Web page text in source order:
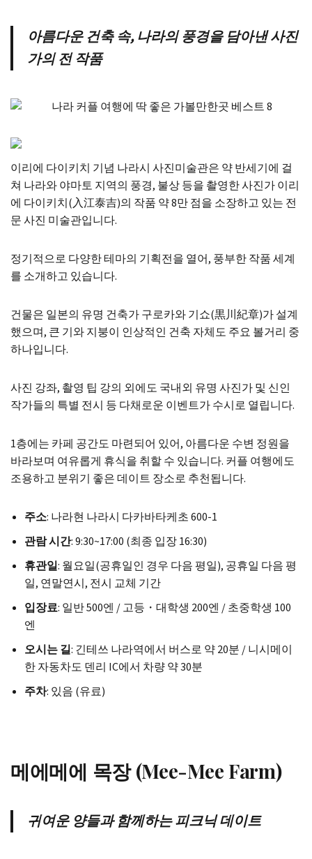
아름다운 건축 속, 나라의 풍경을 담아낸 사진
가의 전 작품
이리에 다이키치 기념 나라시 사진미술관은 약 반세기에 걸
쳐 나라와 야마토 지역의 풍경, 불상 등을 촬영한 사진가 이리
에 다이키치(入江泰吉)의 작품 약 8만 점을 소장하고 있는 전
문 사진 미술관입니다.
정기적으로 다양한 테마의 기획전을 열어, 풍부한 작품 세계
를 소개하고 있습니다.
건물은 일본의 유명 건축가 구로카와 기쇼(黒川紀章)가 설계
했으며, 큰 기와 지붕이 인상적인 건축 자체도 주요 볼거리 중
하나입니다.
사진 강좌, 촬영 팁 강의 외에도 국내외 유명 사진가 및 신인
작가들의 특별 전시 등 다채로운 이벤트가 수시로 열립니다.
1층에는 카페 공간도 마련되어 있어, 아름다운 수변 정원을
바라보며 여유롭게 휴식을 취할 수 있습니다. 커플 여행에도
조용하고 분위기 좋은 데이트 장소로 추천됩니다.
주소: 나라현 나라시 다카바타케초 600-1
관람 시간: 9:30~17:00 (최종 입장 16:30)
휴관일: 월요일(공휴일인 경우 다음 평일), 공휴일 다음 평
일, 연말연시, 전시 교체 기간
입장료: 일반 500엔 / 고등・대학생 200엔 / 초중학생 100
엔
오시는 길: 긴테쓰 나라역에서 버스로 약 20분 / 니시메이
한 자동차도 덴리 IC에서 차량 약 30분
주차: 있음 (유료)
메에메에 목장 (Mee-Mee Farm)
귀여운 양들과 함께하는 피크닉 데이트